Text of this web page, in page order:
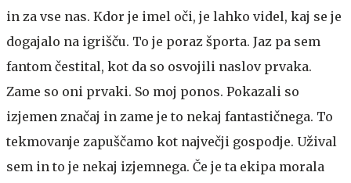
in za vse nas. Kdor je imel oči, je lahko videl, kaj se je
dogajalo na igrišču. To je poraz športa. Jaz pa sem
fantom čestital, kot da so osvojili naslov prvaka.
Zame so oni prvaki. So moj ponos. Pokazali so
izjemen značaj in zame je to nekaj fantastičnega. To
tekmovanje zapuščamo kot največji gospodje. Užival
sem in to je nekaj izjemnega. Če je ta ekipa morala